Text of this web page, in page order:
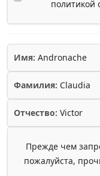
политикой
Имя: Andronache
Фамилия: Claudia
Отчество: Victor
Прежде чем
пожалуйста,